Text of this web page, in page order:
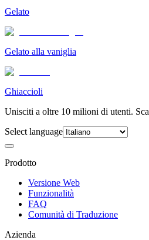
Gelato
Gelato alla vaniglia
Ghiaccioli
Unisciti a oltre 10 milioni di utenti.
Select language
Prodotto
Versione Web
Funzionalità
FAQ
Comunità di Traduzione
Azienda